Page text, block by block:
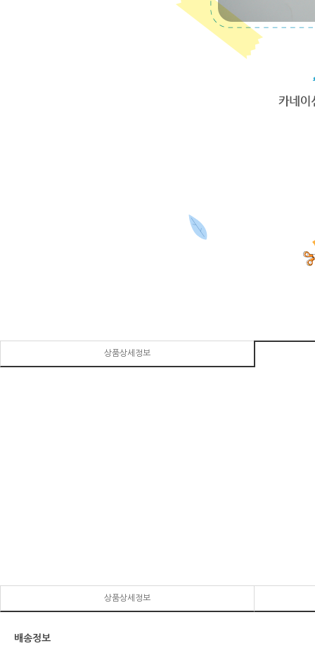
상품상세정보
상품상세정보
배송정보